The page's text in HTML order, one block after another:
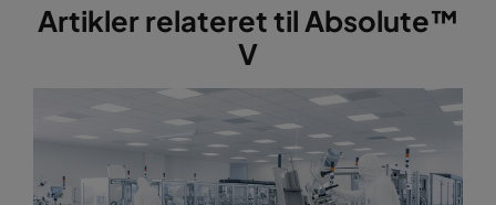
Artikler relateret til Absolute™
V